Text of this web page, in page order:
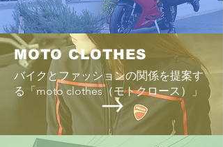
MOTO CLOTHES
バイクとファッションの関係を提案す
る「moto clothes（モトクロース）」